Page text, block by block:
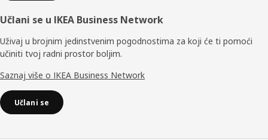
Učlani se u IKEA Business Network
Uživaj u brojnim jedinstvenim pogodnostima za koji će ti pomoći
učiniti tvoj radni prostor boljim.
Saznaj više o IKEA Business Network
Učlani se